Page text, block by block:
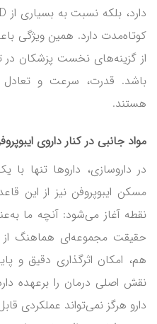
کوتاه‌مدت دارد. همین ویژگی
از گزینه‌های نخست پزشکان
باشد. قدرت، سرعت و تعادل
هستند.
مواد جانبی در کنار داروی
در داروسازی، داروها تنها
مسکن ایبوپروفن نیز از این
نقطه آغاز می‌شود: آنچه ما
حقیقت مجموعه‌ای هماهنگ از
هم، امکان اثرگذاری دقیق و
نقش اصلی درمان را برعهده
دارو هرگز نمی‌تواند عملکردی